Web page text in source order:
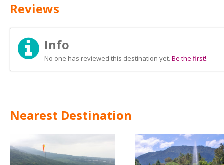
Reviews
Info
No one has reviewed this destination yet. Be the first!.
Nearest Destination